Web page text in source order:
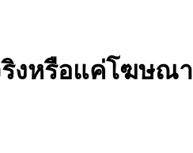
ริงหรือแค่โฆษณา